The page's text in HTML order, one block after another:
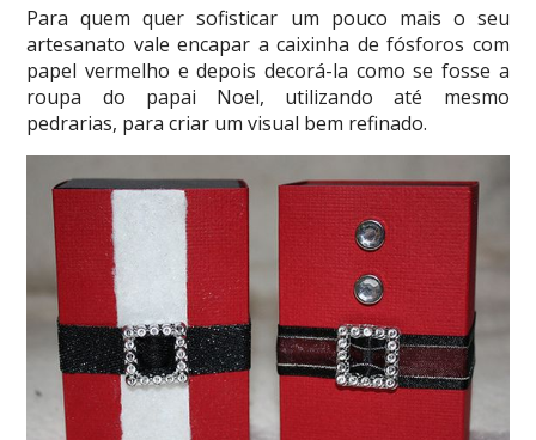
Para quem quer sofisticar um pouco mais o seu
artesanato vale encapar a caixinha de fósforos com
papel vermelho e depois decorá-la como se fosse a
roupa do papai Noel, utilizando até mesmo
pedrarias, para criar um visual bem refinado.